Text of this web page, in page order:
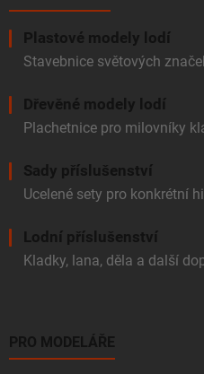
Plastové modely lodí
Stavebnice světových
Dřevěné modely lodí
Plachetnice pro milovníky
Sady příslušenství
Ucelené sety pro konkrétní
Lodní příslušenství
Kladky, lana, děla a další
PRO MODELÁŘE